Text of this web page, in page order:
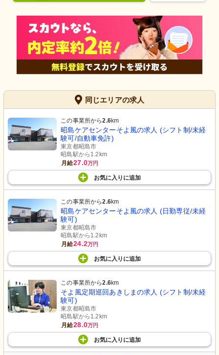
同じエリアの求人
この事業所から2.6km
昭島ケアセンターそよ風の求人 (シフト制/未経
験可/自動車免許)
東京都昭島市
昭島駅から1.2km
月給27.0万円
お気に入り に追加
この事業所から2.6km
昭島ケアセンターそよ風の求人 (日勤専従/未経
験可)
東京都昭島市
昭島駅から1.2km
月給24.2万円
お気に入り に追加
この事業所から2.6km
そよ風定期巡回あきしまの求人 (シフト制/未経
験可)
東京都昭島市
昭島駅から1.2km
月給28.0万円
お気に入り に追加